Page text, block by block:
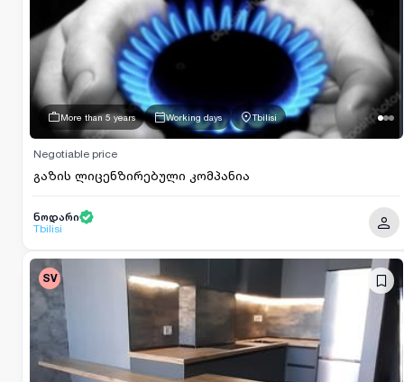
More than 5 years Working days Tbilisi
გაზის ლიცენზირებული კომპანია
Negotiable price
ნოდარი
Tbilisi
SV